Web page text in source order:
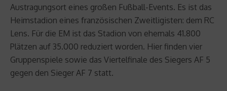
Austragungsort eines großen Fußball-Events. Es ist das
Heimstadion eines französischen Zweitligisten: dem RC
Lens. Für die EM ist das Stadion von ehemals 41.800
Plätzen auf 35.000 reduziert worden. Hier finden vier
Gruppenspiele sowie das Viertelfinale des Siegers AF 5
gegen den Sieger AF 7 statt.